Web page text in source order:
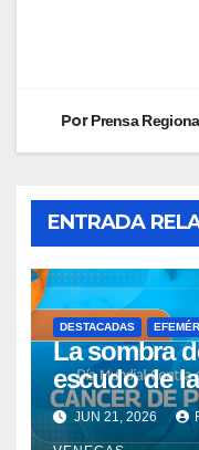
PorPrensa
ENTRADA
DESTACADAS
La sombra
escudo de
JUN 21, 2026